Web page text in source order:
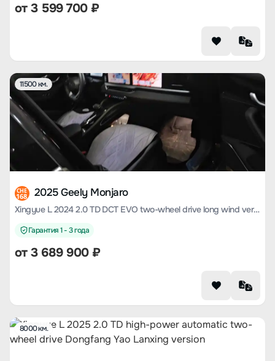
от3 599 700₽
11500 км.
CHE
168 2025 Geely Monjaro
Xingyue L 2024 2.0 TD DCT EVO two-wheel drive long wind version
Гарантия 1 - 3 года
от3 689 900₽
8000 км.